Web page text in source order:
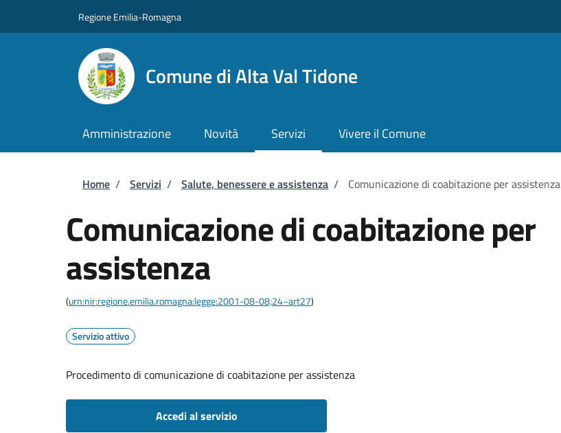
Regione Emilia-Romagna
Comune di Alta Val Tidone
Amministrazione Novità Servizi Vivere il Comune
Briciole di pane
Home / Servizi / Salute, benessere e assistenza / Comunicazione di coabitazione per assistenza
Comunicazione di coabitazione per
assistenza
(urn:nir:regione.emilia.romagna:legge:2001-08-08;24~art27)
Servizio attivo
Procedimento di comunicazione di coabitazione per assistenza
Accedi al servizio